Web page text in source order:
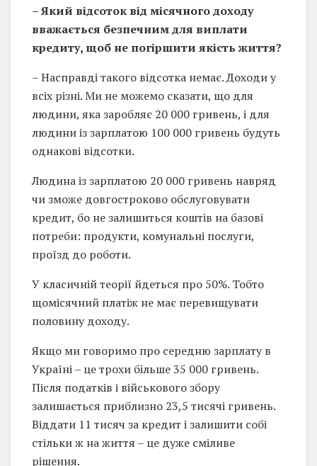
– Який відсоток від місячного доходу
вважається безпечним для виплати
кредиту, щоб не погіршити якість життя?
– Насправді такого відсотка немає. Доходи у
всіх різні. Ми не можемо сказати, що для
людини, яка заробляє 20 000 гривень, і для
людини із зарплатою 100 000 гривень будуть
однакові відсотки.
Людина із зарплатою 20 000 гривень навряд
чи зможе довгостроково обслуговувати
кредит, бо не залишиться коштів на базові
потреби: продукти, комунальні послуги,
проїзд до роботи.
У класичній теорії йдеться про 50%. Тобто
щомісячний платіж не має перевищувати
половину доходу.
Якщо ми говоримо про середню зарплату в
Україні – це трохи більше 35 000 гривень.
Після податків і військового збору
залишається приблизно 23,5 тисячі гривень.
Віддати 11 тисяч за кредит і залишити собі
стільки ж на життя – це дуже сміливе
рішення.